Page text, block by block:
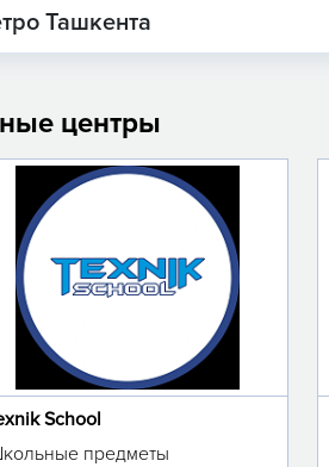
Ташкента
центры
School
предметы